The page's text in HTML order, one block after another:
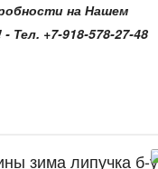
на Нашем
Тел. +7-918-578-27-48